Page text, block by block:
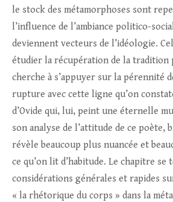
le stock des métamorphoses sont
l’influence de l’ambiance politico-
deviennent vecteurs de l’idéologie.
étudier la récupération de la tradition
cherche à s’appuyer sur la pérennité
rupture avec cette ligne qu’on
d’Ovide qui, lui, peint une éternelle
son analyse de l’attitude de ce poète,
révèle beaucoup plus nuancée et
ce qu’on lit d’habitude. Le chapitre se
considérations générales et rapides
« la rhétorique du corps » dans la